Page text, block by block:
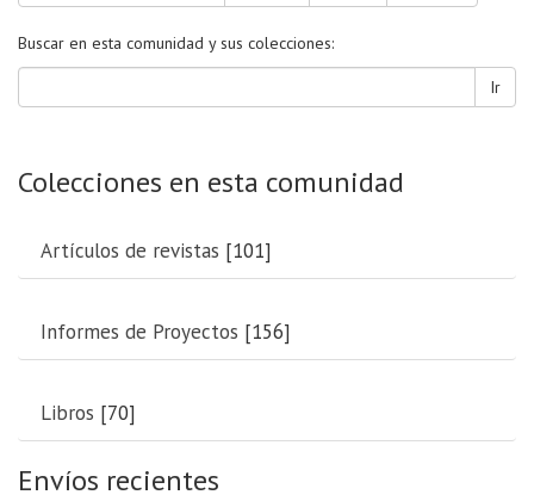
Buscar en esta comunidad y sus colecciones:
Ir
Colecciones en esta comunidad
Artículos de revistas [101]
Informes de Proyectos [156]
Libros [70]
Envíos recientes